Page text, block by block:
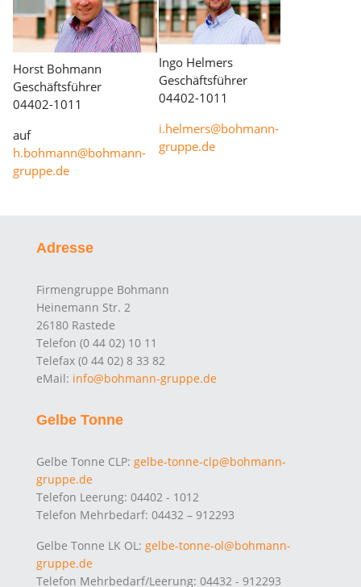
Horst Bohmann
Geschäftsführer
04402-1011
auf
h.bohmann@bohmann-
gruppe.de
Ingo Helmers
Geschäftsführer
04402-1011
i.helmers@bohmann-
gruppe.de
Adresse
Firmengruppe Bohmann
Heinemann Str. 2
26180 Rastede
Telefon (0 44 02) 10 11
Telefax (0 44 02) 8 33 82
eMail: info@bohmann-gruppe.de
Gelbe Tonne
Gelbe Tonne CLP: gelbe-tonne-clp@bohmann-
gruppe.de
Telefon Leerung: 04402 - 1012
Telefon Mehrbedarf: 04432 – 912293
Gelbe Tonne LK OL: gelbe-tonne-ol@bohmann-
gruppe.de
Telefon Mehrbedarf/Leerung: 04432 - 912293